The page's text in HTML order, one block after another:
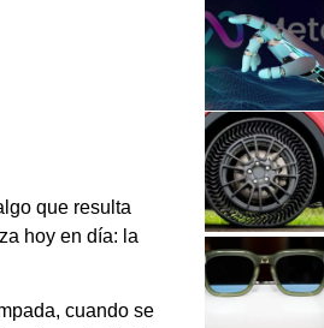
que resulta
hoy en día: la
cuando se